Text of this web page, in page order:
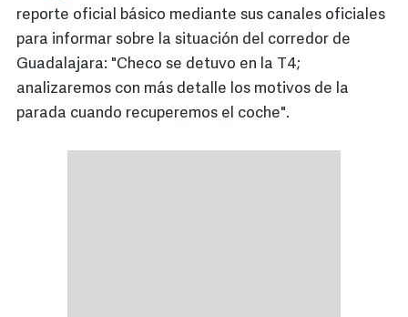
reporte oficial básico mediante sus canales oficiales
para informar sobre la situación del corredor de
Guadalajara: "Checo se detuvo en la T4;
analizaremos con más detalle los motivos de la
parada cuando recuperemos el coche".